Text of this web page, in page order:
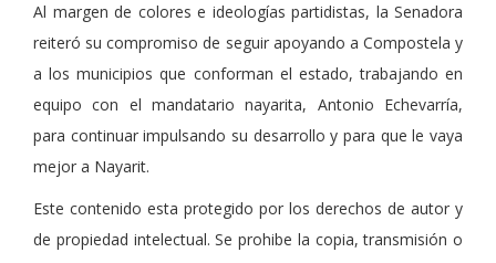
Al margen de colores e ideologías partidistas, la Senadora
reiteró su compromiso de seguir apoyando a Compostela y
a los municipios que conforman el estado, trabajando en
equipo con el mandatario nayarita, Antonio Echevarría,
para continuar impulsando su desarrollo y para que le vaya
mejor a Nayarit.
Este contenido esta protegido por los derechos de autor y
de propiedad intelectual. Se prohibe la copia, transmisión o